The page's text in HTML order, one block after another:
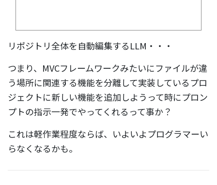
リポジトリ全体を自動編集するLLM・・・
つまり、MVCフレームワークみたいにファイルが違
う場所に関連する機能を分離して実装しているプロ
ジェクトに新しい機能を追加しようって時にプロン
プトの指示一発でやってくれるって事か？
これは軽作業程度ならば、いよいよプログラマーい
らなくなるかも。